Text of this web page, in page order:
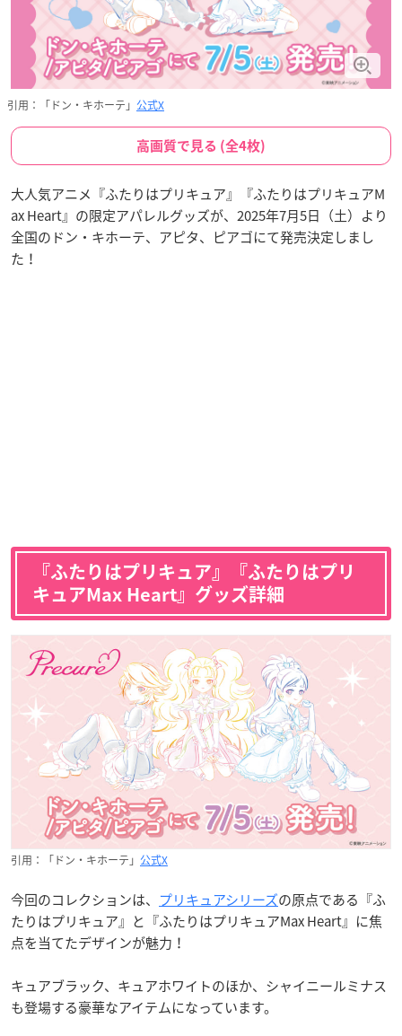
引用：「ドン・キホーテ」 公式X
高画質で見る (全4枚)
大人気アニメ『ふたりはプリキュア』『ふたりはプリキュアM
ax Heart』の限定アパレルグッズが、2025年7月5日（土）より
全国のドン・キホーテ、アピタ、ピアゴにて発売決定しまし
た！
『ふたりはプリキュア』『ふたりはプリ
キュアMax Heart』グッズ詳細
引用：「ドン・キホーテ」 公式X
今回のコレクションは、 プリキュアシリーズの原点である『ふ
たりはプリキュア』と『ふたりはプリキュアMax Heart』に焦
点を当てたデザインが魅力！
キュアブラック、キュアホワイトのほか、シャイニールミナス
も登場する豪華なアイテムになっています。